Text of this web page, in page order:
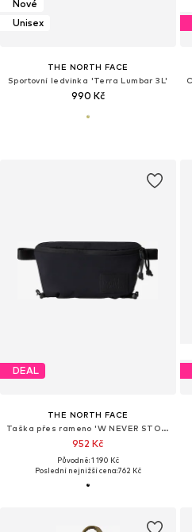
Nové
Unisex
THE NORTH FACE
Sportovní ledvinka 'Terra Lumbar 3L'
990 Kč
DEAL
THE NORTH FACE
Taška přes rameno 'W NEVER STOP LUMBAR'
952 Kč
Původně: 1 190 Kč
Poslední nejnižší cena:762 Kč